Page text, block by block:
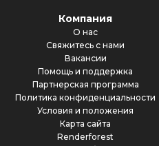
Компания
О нас
Свяжитесь с нами
Вакансии
Помощь и поддержка
Партнерская программа
Политика конфиденциальности
Условия и положения
Карта сайта
Renderforest